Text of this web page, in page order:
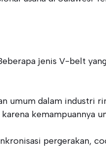
jenis V-belt
umum dalam industri
kemampuannya
pergerakan,